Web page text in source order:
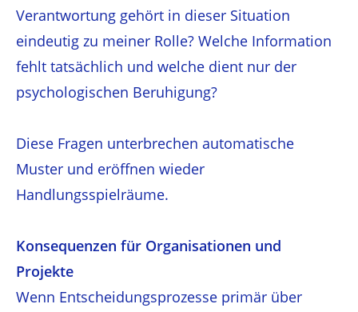
Verantwortung gehört in dieser Situation
eindeutig zu meiner Rolle? Welche Information
fehlt tatsächlich und welche dient nur der
psychologischen Beruhigung?
Diese Fragen unterbrechen automatische
Muster und eröffnen wieder
Handlungsspielräume.
Konsequenzen für Organisationen und
Projekte
Wenn Entscheidungsprozesse primär über